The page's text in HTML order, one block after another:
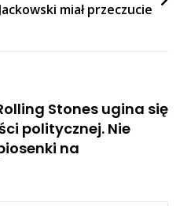
miał przeczucie
Stones ugina się
politycznej. Nie
na